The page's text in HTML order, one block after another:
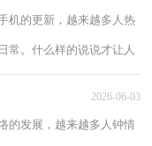
机的更新，越来越多人热
常。什么样的说说才让人
2026-06-03
的发展，越来越多人钟情